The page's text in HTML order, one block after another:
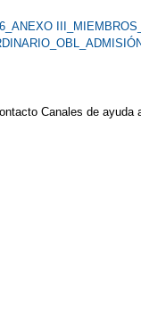
Canales de ayuda